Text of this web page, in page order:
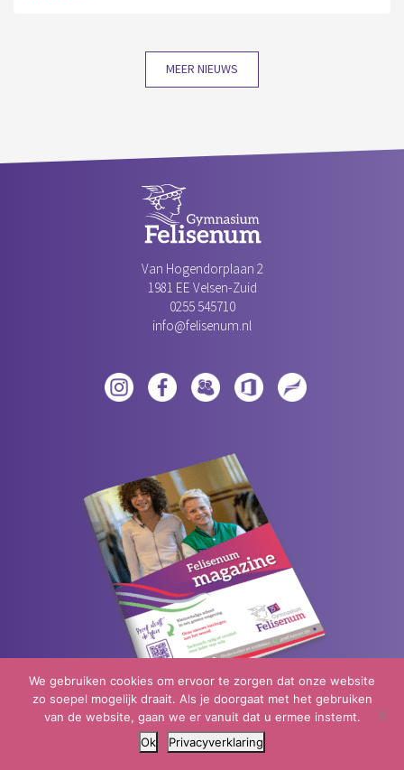
MEER NIEUWS
Van Hogendorplaan 2
1981 EE Velsen-Zuid‎
0255 545710
info@felisenum.nl
Neem een kijkje in ons magazine
We gebruiken cookies om ervoor te zorgen dat onze website
zo soepel mogelijk draait. Als je doorgaat met het gebruiken
van de website, gaan we er vanuit dat u ermee instemt.
Ok
Privacyverklaring